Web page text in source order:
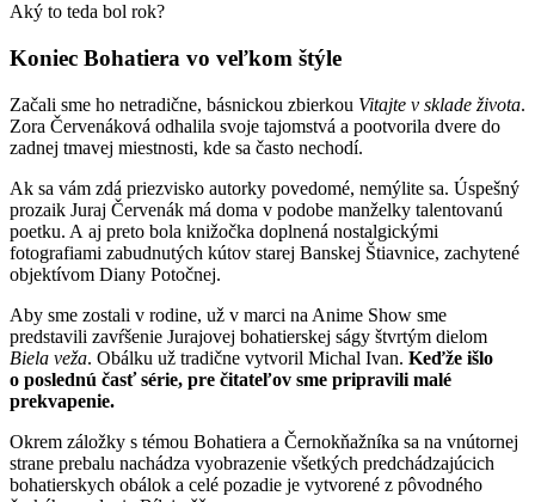
Aký to teda bol rok?
Koniec Bohatiera vo veľkom štýle
Začali sme ho netradične, básnickou zbierkou Vitajte v sklade života.
Zora Červenáková odhalila svoje tajomstvá a pootvorila dvere do
zadnej tmavej miestnosti, kde sa často nechodí.
Ak sa vám zdá priezvisko autorky povedomé, nemýlite sa. Úspešný
prozaik Juraj Červenák má doma v podobe manželky talentovanú
poetku. A aj preto bola knižočka doplnená nostalgickými
fotografiami zabudnutých kútov starej Banskej Štiavnice, zachytené
objektívom Diany Potočnej.
Aby sme zostali v rodine, už v marci na Anime Show sme
predstavili zavŕšenie Jurajovej bohatierskej ságy štvrtým dielom
Biela veža. Obálku už tradične vytvoril Michal Ivan. Keďže išlo
o poslednú časť série, pre čitateľov sme pripravili malé
prekvapenie.
Okrem záložky s témou Bohatiera a Černokňažníka sa na vnútornej
strane prebalu nachádza vyobrazenie všetkých predchádzajúcich
bohatierskych obálok a celé pozadie je vytvorené z pôvodného